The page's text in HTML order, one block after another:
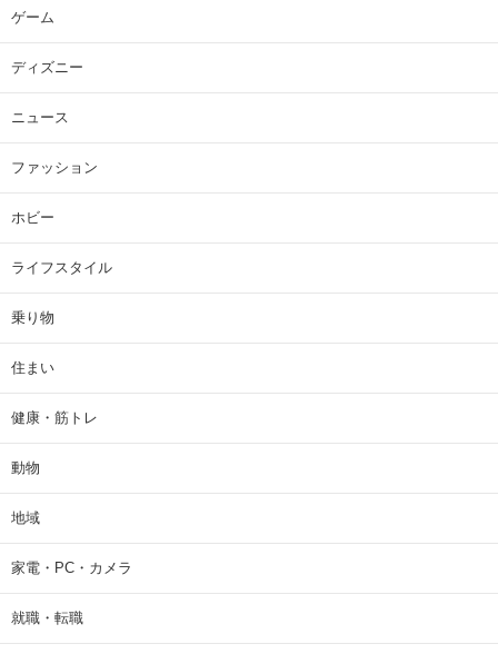
ゲーム
ディズニー
ニュース
ファッション
ホビー
ライフスタイル
乗り物
住まい
健康・筋トレ
動物
地域
家電・PC・カメラ
就職・転職